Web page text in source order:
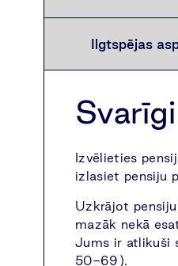
Ilgtspējas
Izvēlieties
izlasiet pensiju
Uzkrājot
mazāk nekā
Jums ir atlikuši
50-69).